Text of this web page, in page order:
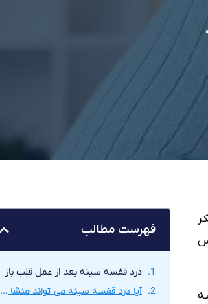
فهرست مطالب
درد قفسه سینه بعد از عمل قلب باز
آیا درد قفسه سینه می تواند منشا دیگری جز قلب داشته باشد؟